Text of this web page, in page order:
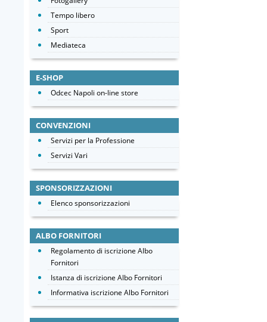
Tempo libero
Sport
Mediateca
E-SHOP
Odcec Napoli on-line store
CONVENZIONI
Servizi per la Professione
Servizi Vari
SPONSORIZZAZIONI
Elenco sponsorizzazioni
ALBO FORNITORI
Regolamento di iscrizione Albo
Fornitori
Istanza di iscrizione Albo Fornitori
Informativa iscrizione Albo Fornitori